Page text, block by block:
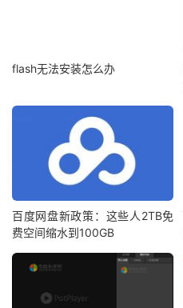
flash无法安装怎么办
百度网盘新政策：这些人2TB免
费空间缩水到100GB